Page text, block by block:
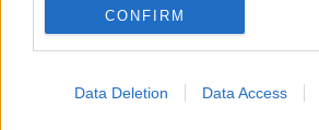
CONFIRM
Data Deletion Data Access